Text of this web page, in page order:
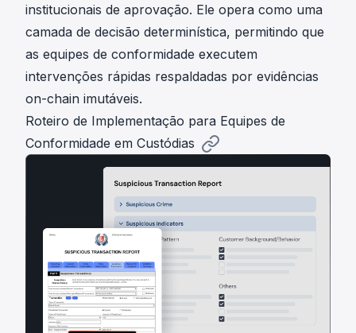
institucionais de aprovação. Ele opera como uma
camada de decisão determinística, permitindo que
as equipes de conformidade executem
intervenções rápidas respaldadas por evidências
on-chain imutáveis.
Roteiro de Implementação para Equipes de
Conformidade em Custódias